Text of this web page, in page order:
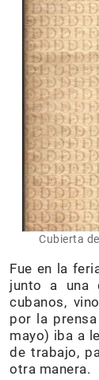
Cubierta
Fue en la
junto a una
cubanos,
por la
mayo) iba a
de trabajo,
otra manera.